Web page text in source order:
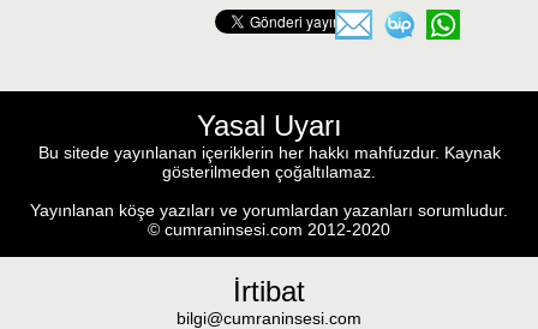
Yasal Uyarı
Bu sitede yayınlanan içeriklerin her hakkı mahfuzdur. Kaynak
gösterilmeden çoğaltılamaz.
Yayınlanan köşe yazıları ve yorumlardan yazanları sorumludur.
© cumraninsesi.com 2012-2020
İrtibat
bilgi@cumraninsesi.com